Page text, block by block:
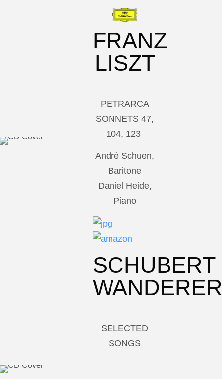
FRANZ
LISZT
PETRARCA
SONNETS 47,
104, 123
Andrè Schuen,
Baritone
Daniel Heide,
Piano
SCHUBERT
WANDERER
SELECTED
SONGS